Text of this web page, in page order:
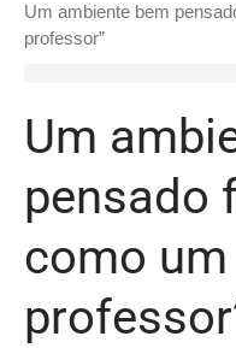
Um ambiente bem
professor”
Um
pensado
como um